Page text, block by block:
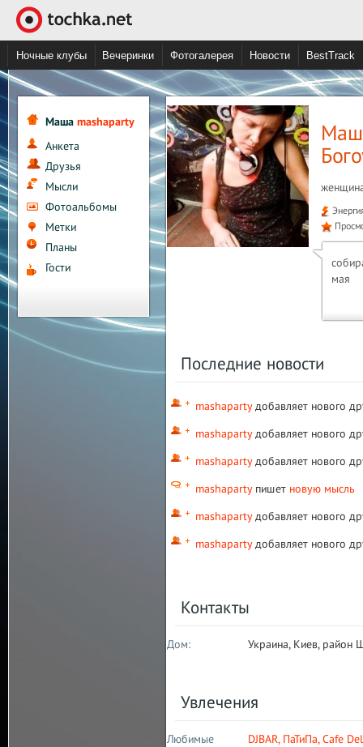
Ночные клубы Вечеринки Фотогалерея Новости BestTrack
Маша mashaparty
Анкета
Друзья
Мысли
Фотоальбомы
Метки
Планы
Гости
мая
Последние новости
mashapartyдобавляет нового
mashapartyдобавляет нового
mashapartyдобавляет нового
mashapartyпишет новую мысль
mashapartyдобавляет нового
mashapartyдобавляет нового
Контакты
Дом: Украина, Киев, район
Увлечения
Любимые
DJBAR, ПаТиПа,Cafe